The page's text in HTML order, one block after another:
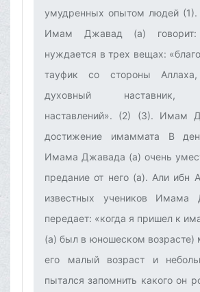
умудренных опытом людей (1).
Имам Джавад (а) говорит:
нуждается в трех вещах:
тауфик со стороны Аллаха,
духовный наставник,
наставлений». (2) (3).‌ Имам
достижение имаммата‌ В
Имама Джавада (а) очень
предание от него (а). Али ибн
известных учеников Имама
передает: «когда я пришел к
(а) был в юношеском возрасте)
его малый возраст и
пытался запомнить какого он